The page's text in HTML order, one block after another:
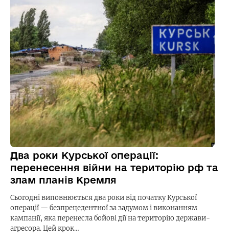
Два роки Курської операції:
перенесення війни на територію рф та
злам планів Кремля
Сьогодні виповнюється два роки від початку Курської
операції — безпрецедентної за задумом і виконанням
кампанії, яка перенесла бойові дії на територію держави-
агресора. Цей крок…